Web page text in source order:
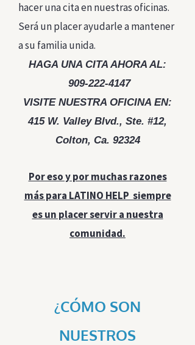
hacer una cita en nuestras oficinas.
Será un placer ayudarle a mantener
a su familia unida.
HAGA UNA CITA AHORA AL:
909-222-4147
VISITE NUESTRA OFICINA EN:
415 W. Valley Blvd., Ste. #12,
Colton, Ca. 92324
Por eso y por muchas razones
más para LATINO HELP siempre
es un placer servir a nuestra
comunidad.
¿CÓMO SON
NUESTROS